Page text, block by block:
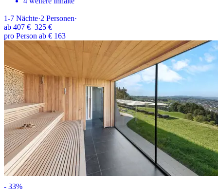
1-7 Nächte·2 Personen·
ab 407 € 325 €
pro Person ab € 163
- 33%